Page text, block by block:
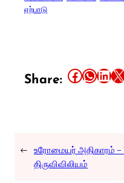
ஏற்பாடு
Share: Share this article on Facebook Share this article on WhatsApp Share this article on LinkedIn Share this article on X
← உரோமையர் அதிகாரம் –
திருவிவிலியம்